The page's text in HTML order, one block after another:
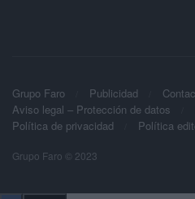
Grupo Faro Publicidad
Aviso legal – Protección de datos
Política de privacidad
Política
Grupo Faro © 2023